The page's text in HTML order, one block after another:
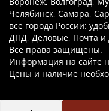
Челябинск, Самара,
все города России:
ДПД, Деловые, Почта и
Все права защищены.
Информация на сайте
Цены и наличие